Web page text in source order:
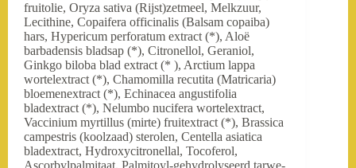
fruitolie, Oryza sativa (Rijst)zetmeel, Melkzuur,
Lecithine, Copaifera officinalis (Balsam copaiba)
hars, Hypericum perforatum extract (*), Aloë
barbadensis bladsap (*), Citronellol, Geraniol,
Ginkgo biloba blad extract (* ), Arctium lappa
wortelextract (*), Chamomilla recutita (Matricaria)
bloemenextract (*), Echinacea angustifolia
bladextract (*), Nelumbo nucifera wortelextract,
Vaccinium myrtillus (mirte) fruitextract (*), Brassica
campestris (koolzaad) sterolen, Centella asiatica
bladextract, Hydroxycitronellal, Tocoferol,
Ascorbylpalmitaat, Palmitoyl-gehydrolyseerd tarwe-